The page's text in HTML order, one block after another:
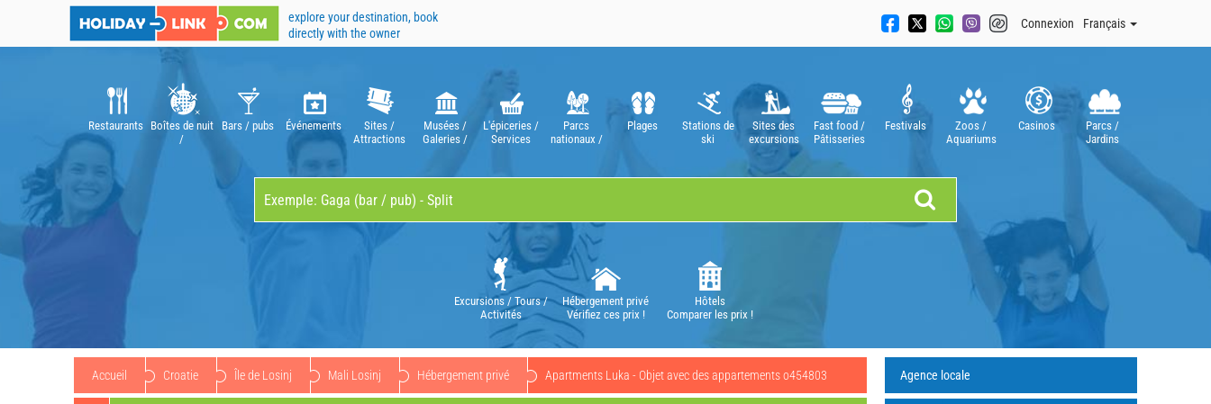
explore your destination, book
directly with the owner
Connexion Français
Restaurants Boîtes de nuit
/
Bars / pubs Événements
Sites /
Attractions
Musées /
Galeries /
L'épiceries /
Services
Parcs
nationaux /
Plages
Stations de
ski
Sites des
excursions
Fast food /
Pâtisseries
Festivals
Zoos /
Aquariums
Casinos
Parcs /
Jardins
Excursions / Tours /
Activités
Hébergement privé
Vérifiez ces prix !
Hôtels
Comparer les prix !
Accueil Croatie Île de Losinj Mali Losinj Hébergement privé Apartments Luka - Objet avec des appartements o454803 Agence locale